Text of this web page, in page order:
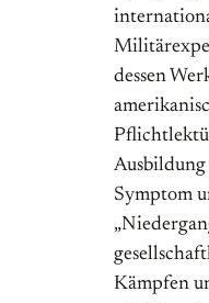
dessen
Ausbildung
Symptom
Kämpfen